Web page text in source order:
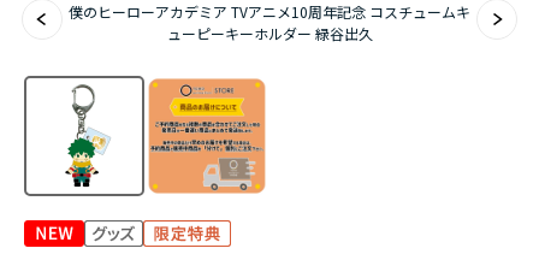
僕のヒーローアカデミア TVアニメ10周年記念 コスチュームキ
ューピーキーホルダー 緑谷出久